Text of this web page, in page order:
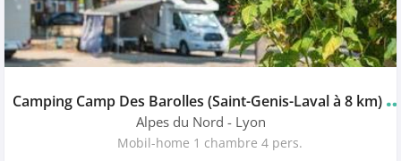
amping Camp Des Barolles
Alpes du Nord - Lyon
Mobil-home 1 chambre 4 pers.